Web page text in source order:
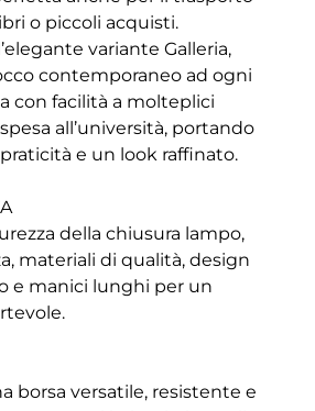
o piccoli acquisti.
variante Galleria,
contemporaneo ad ogni
con facilità a molteplici
all’università, portando
e un look raffinato.
della chiusura lampo,
materiali di qualità, design
e manici lunghi per un
borsa versatile, resistente e